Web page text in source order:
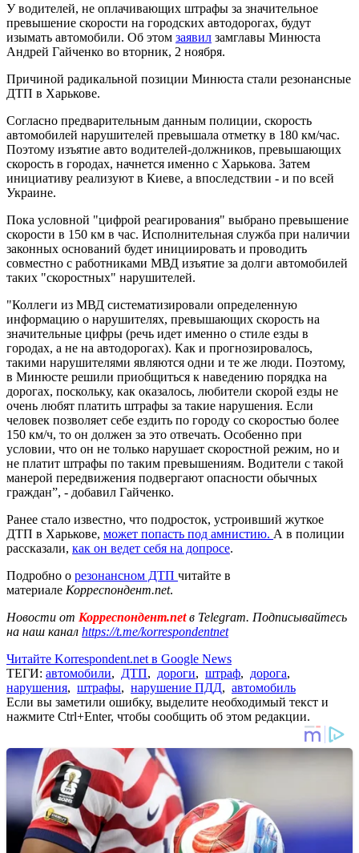
У водителей, не оплачивающих штрафы за значительное
превышение скорости на городских автодорогах, будут
изымать автомобили. Об этом заявил замглавы Минюста
Андрей Гайченко во вторник, 2 ноября.
Причиной радикальной позиции Минюста стали резонансные
ДТП в Харькове.
Согласно предварительным данным полиции, скорость
автомобилей нарушителей превышала отметку в 180 км/час.
Поэтому изъятие авто водителей-должников, превышающих
скорость в городах, начнется именно с Харькова. Затем
инициативу реализуют в Киеве, а впоследствии - и по всей
Украине.
Пока условной "цифрой реагирования" выбрано превышение
скорости в 150 км в час. Исполнительная служба при наличии
законных оснований будет инициировать и проводить
совместно с работниками МВД изъятие за долги автомобилей
таких "скоростных" нарушителей.
"Коллеги из МВД систематизировали определенную
информацию о нарушителях, превышающих скорость на
значительные цифры (речь идет именно о стиле езды в
городах, а не на автодорогах). Как и прогнозировалось,
такими нарушителями являются одни и те же люди. Поэтому,
в Минюсте решили приобщиться к наведению порядка на
дорогах, поскольку, как оказалось, любители скорой езды не
очень любят платить штрафы за такие нарушения. Если
человек позволяет себе ездить по городу со скоростью более
150 км/ч, то он должен за это отвечать. Особенно при
условии, что он не только нарушает скоростной режим, но и
не платит штрафы по таким превышениям. Водители с такой
манерой передвижения подвергают опасности обычных
граждан”, - добавил Гайченко.
Ранее стало известно, что подросток, устроивший жуткое
ДТП в Харькове, может попасть под амнистию. А в полиции
рассказали, как он ведет себя на допросе.
Подробно о резонансном ДТП читайте в
материале Корреспондент.net.
Новости от Корреспондент.netв Telegram. Подписывайтесь
на наш канал https://t.me/korrespondentnet
Читайте Korrespondent.net в Google News
ТЕГИ: автомобили, ДТП, дороги, штраф, дорога,
нарушения, штрафы, нарушение ПДД, автомобиль
Если вы заметили ошибку, выделите необходимый текст и
нажмите Ctrl+Enter, чтобы сообщить об этом редакции.